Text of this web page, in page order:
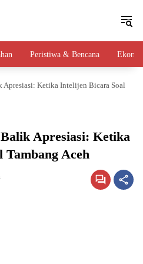
Peristiwa & Bencana
Apresiasi: Ketika Intelijen Bicara Soal
Apresiasi: Ketika
Aceh